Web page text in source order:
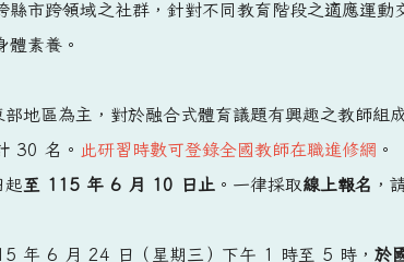
縣市跨領域之社群，針對不同教育階段之適應運
體素養。
部地區為主，對於融合式體育議題有興趣之教師
30 名。 此研習時數可登錄全國教師在職進修網 。
起至 115 年 6 月 10 日止 。一律採取線上報名 ，
年 6 月 24 日（星期三）下午 1 時至 5 時，於